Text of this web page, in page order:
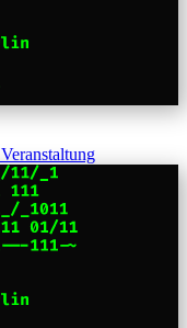
Veranstaltung